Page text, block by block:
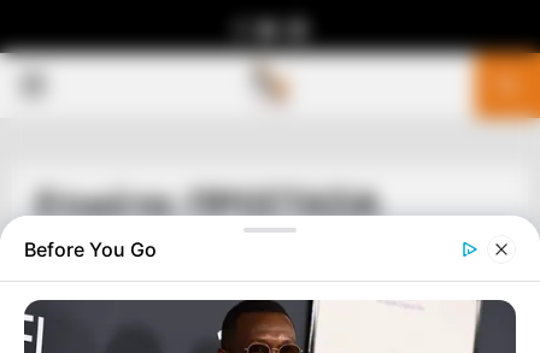
Ετικέτα: ΠΡΟΣΤΑΣΙΑ
Before You Go